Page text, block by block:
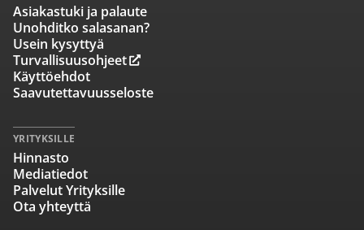
Asiakastuki ja palaute
Unohditko salasanan?
Usein kysyttyä
Turvallisuusohjeet
Käyttöehdot
Saavutettavuusseloste
YRITYKSILLE
Hinnasto
Mediatiedot
Palvelut Yrityksille
Ota yhteyttä